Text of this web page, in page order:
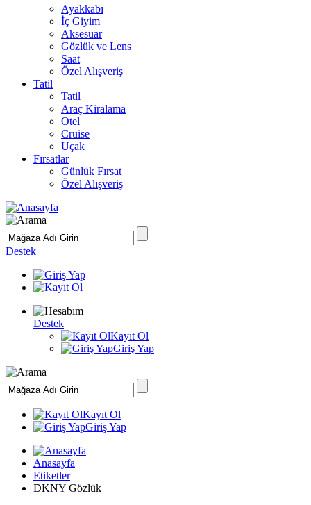
Ayakkabı
İç Giyim
Aksesuar
Gözlük ve Lens
Saat
Özel Alışveriş
Tatil
Tatil
Araç Kiralama
Otel
Cruise
Uçak
Fırsatlar
Günlük Fırsat
Özel Alışveriş
Destek
Destek
Kayıt Ol
Giriş Yap
Kayıt Ol
Giriş Yap
Anasayfa
Etiketler
DKNY Gözlük